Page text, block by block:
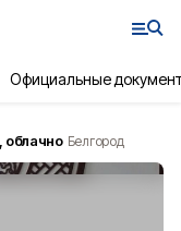
Официальные
облачно Белгород